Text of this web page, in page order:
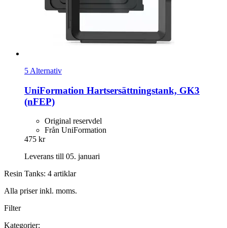
5 Alternativ
UniFormation Hartsersättningstank, GK3
(nFEP)
Original reservdel
Från UniFormation
475 kr
Leverans till 05. januari
Resin Tanks: 4 artiklar
Alla priser inkl. moms.
Filter
Kategorier: